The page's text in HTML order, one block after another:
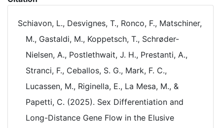
Schiavon, L., Desvignes, T., Ronco, F., Matschiner,
M., Gastaldi, M., Koppetsch, T., Schrøder-
Nielsen, A., Postlethwait, J. H., Prestanti, A.,
Stranci, F., Ceballos, S. G., Mark, F. C.,
Lucassen, M., Riginella, E., La Mesa, M., &
Papetti, C. (2025). Sex Differentiation and
Long-Distance Gene Flow in the Elusive